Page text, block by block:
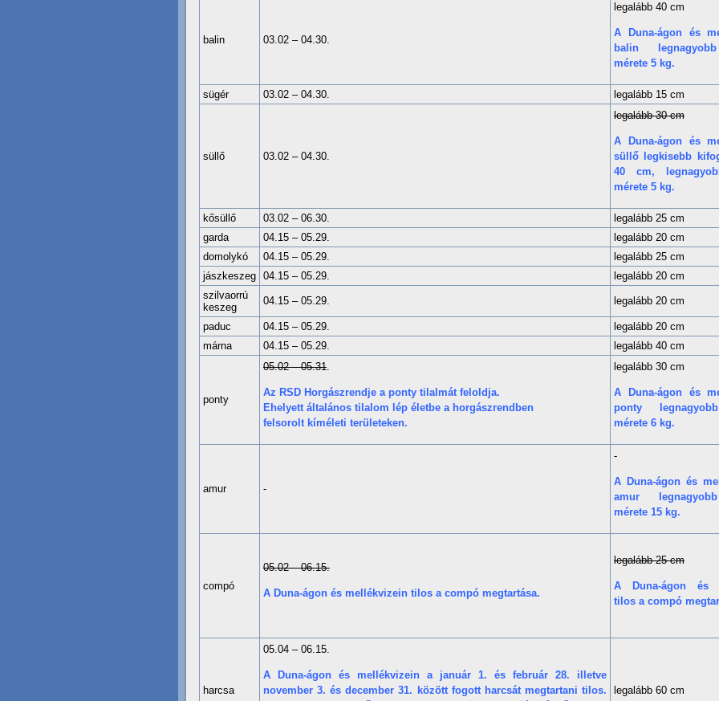
balin 03.02 – 04.30.
legalább 40 cm
A Duna-ágon és
balin
mérete 5 kg.
sügér 03.02 – 04.30. legalább 15 cm
süllő 03.02 – 04.30.
legalább 30 cm
A Duna-ágon és
süllő legkisebb
40 cm,
mérete 5 kg.
kősüllő 03.02 – 06.30. legalább 25 cm
garda
04.15 – 05.29. legalább 20 cm
domolykó
04.15 – 05.29. legalább 25 cm
jászkeszeg 04.15 – 05.29. legalább 20 cm
szilvaorrú
keszeg
04.15 – 05.29. legalább 20 cm
paduc 04.15 – 05.29. legalább 20 cm
márna
04.15 – 05.29. legalább 40 cm
ponty
05.02 – 05.31.
Az RSD Horgászrendje a ponty tilalmát feloldja.
Ehelyett általános tilalom lép életbe a horgászrendben
felsorolt kíméleti területeken.
legalább 30 cm
A Duna-ágon és
ponty
mérete 6 kg.
amur -
-
A Duna-ágon és
amur
mérete 15 kg.
compó
05.02 – 06.15.
A Duna-ágon és mellékvizein tilos a compó megtartása.
legalább 25 cm
A Duna-ágon és
tilos a compó
harcsa
05.04 – 06.15.
A Duna-ágon és mellékvizein a január 1. és február 28. illetve
november 3. és december 31. között fogott harcsát megtartani tilos.
legalább 60 cm